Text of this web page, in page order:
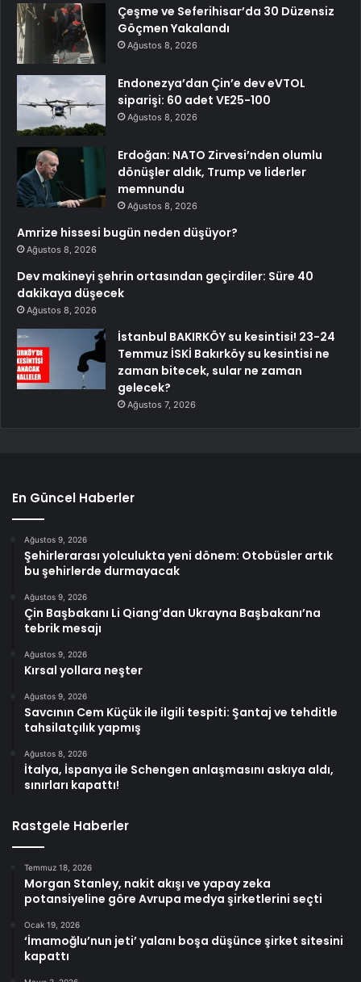
Çeşme ve Seferihisar’da 30 Düzensiz
Göçmen Yakalandı
Ağustos 8, 2026
Endonezya’dan Çin’e dev eVTOL
siparişi: 60 adet VE25-100
Ağustos 8, 2026
Erdoğan: NATO Zirvesi’nden olumlu
dönüşler aldık, Trump ve liderler
memnundu
Ağustos 8, 2026
Amrize hissesi bugün neden düşüyor?
Ağustos 8, 2026
Dev makineyi şehrin ortasından geçirdiler: Süre 40
dakikaya düşecek
Ağustos 8, 2026
İstanbul BAKIRKÖY su kesintisi! 23-24
Temmuz İSKİ Bakırköy su kesintisi ne
zaman bitecek, sular ne zaman
gelecek?
Ağustos 7, 2026
En Güncel Haberler
Ağustos 9, 2026
Şehirlerarası yolculukta yeni dönem: Otobüsler artık
bu şehirlerde durmayacak
Ağustos 9, 2026
Çin Başbakanı Li Qiang’dan Ukrayna Başbakanı’na
tebrik mesajı
Ağustos 9, 2026
Kırsal yollara neşter
Ağustos 9, 2026
Savcının Cem Küçük ile ilgili tespiti: Şantaj ve tehditle
tahsilatçılık yapmış
Ağustos 8, 2026
İtalya, İspanya ile Schengen anlaşmasını askıya aldı,
sınırları kapattı!
Rastgele Haberler
Temmuz 18, 2026
Morgan Stanley, nakit akışı ve yapay zeka
potansiyeline göre Avrupa medya şirketlerini seçti
Ocak 19, 2026
‘İmamoğlu’nun jeti’ yalanı boşa düşünce şirket sitesini
kapattı